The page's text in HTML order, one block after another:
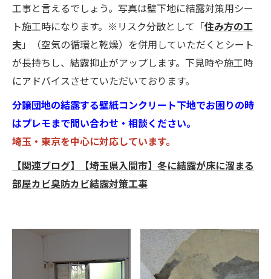
工事と言えるでしょう。写真は壁下地に結露対策用シー
ト施工時になります。※リスク分散として「住み方の工
夫」（空気の循環と乾燥）を併用していただくとシート
が長持ちし、結露抑止がアップします。下見時や施工時
にアドバイスさせていただいております。
分譲団地の結露する壁紙コンクリート下地でお困りの時
はプレモまで問い合わせ・相談ください。
埼玉・東京を中心に対応しています。
【関連ブログ】【埼玉県入間市】冬に結露が床に溜まる
部屋カビ臭防カビ結露対策工事